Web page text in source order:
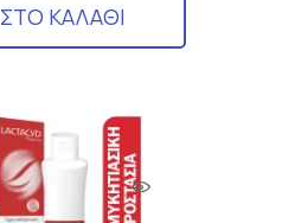
ΣΤΟ ΚΑΛΑΘΙ